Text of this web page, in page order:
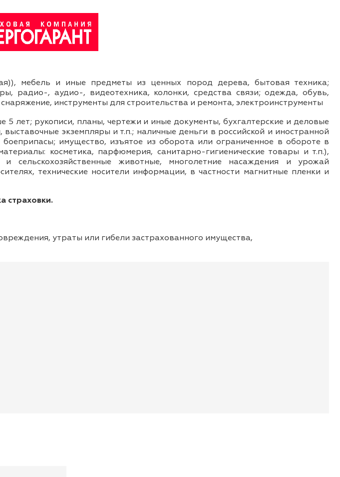
мебель и иные предметы из ценных пород дерева, бытовая техника;
радио-, аудио-, видеотехника, колонки, средства связи; одежда, обувь,
инструменты для строительства и ремонта, электроинструменты
5 лет; рукописи, планы, чертежи и иные документы, бухгалтерские и деловые
экземпляры и т.п.; наличные деньги в российской и иностранной
имущество, изъятое из оборота или ограниченное в обороте в
косметика, парфюмерия, санитарно-гигиенические товары и т.п.),
животные, многолетние насаждения и урожай
технические носители информации, в частности магнитные пленки и
страховки.
утраты или гибели застрахованного имущества,